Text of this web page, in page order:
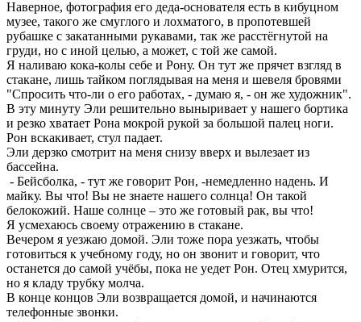
Наверное, фотография его деда-основателя есть в кибуцном
музее, такого же смуглого и лохматого, в пропотевшей
рубашке с закатанными рукавами, так же расстёгнутой на
груди, но с иной целью, а может, с той же самой.
Я наливаю кока-колы себе и Рону. Он тут же прячет взгляд в
стакане, лишь тайком поглядывая на меня и шевеля бровями
"Спросить что-ли о его работах, - думаю я, - он же художник".
В эту минуту Эли решительно выныривает у нашего бортика
и резко хватает Рона мокрой рукой за большой палец ноги.
Рон вскакивает, стул падает.
Эли дерзко смотрит на меня снизу вверх и вылезает из
бассейна.
- Бейсболка, - тут же говорит Рон, -немедленно надень. И
майку. Вы что! Вы не знаете нашего солнца! Он такой
белокожий. Наше солнце – это же готовый рак, вы что!
Я усмехаюсь своему отражению в стакане.
Вечером я уезжаю домой. Эли тоже пора уезжать, чтобы
готовиться к учебному году, но он звонит и говорит, что
останется до самой учёбы, пока не уедет Рон. Отец хмурится,
но я кладу трубку молча.
В конце концов Эли возвращается домой, и начинаются
телефонные звонки.